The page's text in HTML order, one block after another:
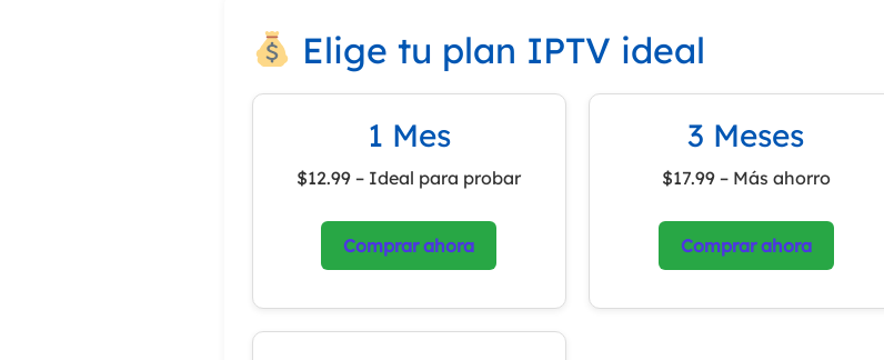
Elige tu plan IPTV ideal
1 Mes
$12.99 – Ideal para probar
Comprar ahora
3 Meses
$17.99 – Más ahorro
Comprar ahora